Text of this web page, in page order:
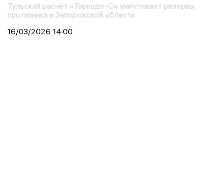
Тульский расчёт «Торнадо-С» уничтожает резервы
противника в Запорожской области
16/03/2026 14:00